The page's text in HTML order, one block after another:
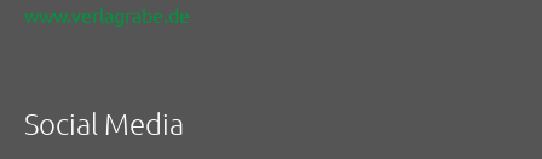
www.verlagrabe.de
Social Media